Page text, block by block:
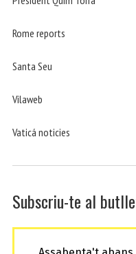
Rome reports
Santa Seu
Vilaweb
Vaticá noticies
Subscriu-te al